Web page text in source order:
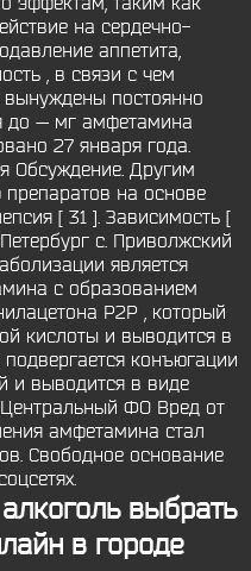
на сердечно-
аппетита,
, в связи с чем
постоянно
до — мг амфетамина
27 января года.
Обсуждение. Другим
на основе
[ 31 ]. Зависимость [
с. Приволжский
является
с образованием
P2P , который
кислоты и выводится в
конъюгации
и выводится в виде
Центральный ФО Вред от
амфетамина стал
Свободное основание
выбрать
в городе